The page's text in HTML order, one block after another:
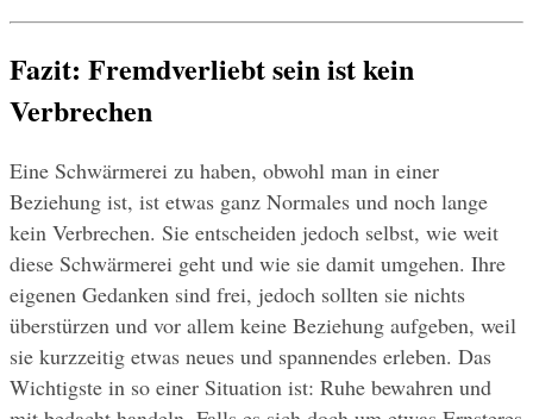
Fazit: Fremdverliebt sein ist kein
Verbrechen
Eine Schwärmerei zu haben, obwohl man in einer
Beziehung ist, ist etwas ganz Normales und noch lange
kein Verbrechen. Sie entscheiden jedoch selbst, wie weit
diese Schwärmerei geht und wie sie damit umgehen. Ihre
eigenen Gedanken sind frei, jedoch sollten sie nichts
überstürzen und vor allem keine Beziehung aufgeben, weil
sie kurzzeitig etwas neues und spannendes erleben. Das
Wichtigste in so einer Situation ist: Ruhe bewahren und